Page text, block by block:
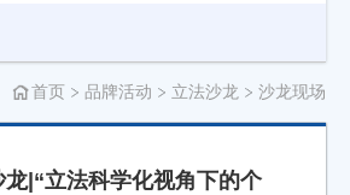
首页 品牌活动 立法沙龙 沙龙现场
龙|“立法科学化视角下的个